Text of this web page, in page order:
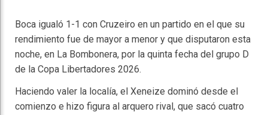
Boca igualó 1-1 con Cruzeiro en un partido en el que su
rendimiento fue de mayor a menor y que disputaron esta
noche, en La Bombonera, por la quinta fecha del grupo D
de la Copa Libertadores 2026.
Haciendo valer la localía, el Xeneize dominó desde el
comienzo e hizo figura al arquero rival, que sacó cuatro